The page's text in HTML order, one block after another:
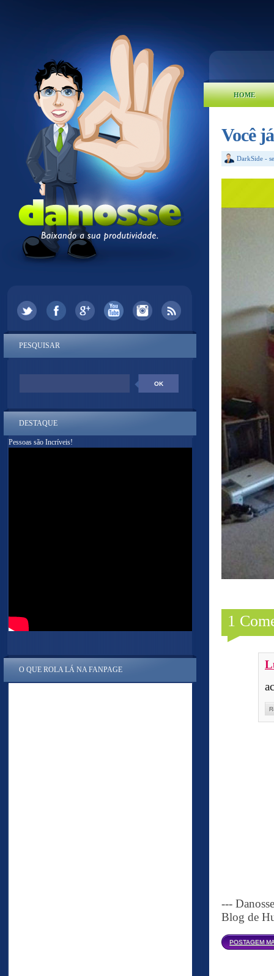
HOME
Você
DarkSide -
1
---
Blog de
POSTAGEM
PESQUISAR
DESTAQUE
Pessoas são Incríveis!
O QUE ROLA LÁ NA FANPAGE